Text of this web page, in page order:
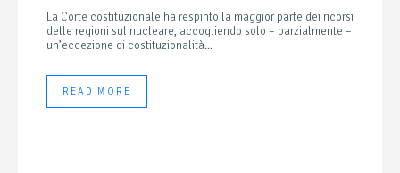
La Corte costituzionale ha respinto la maggior parte dei ricorsi
delle regioni sul nucleare, accogliendo solo – parzialmente –
un’eccezione di costituzionalità...
READ MORE